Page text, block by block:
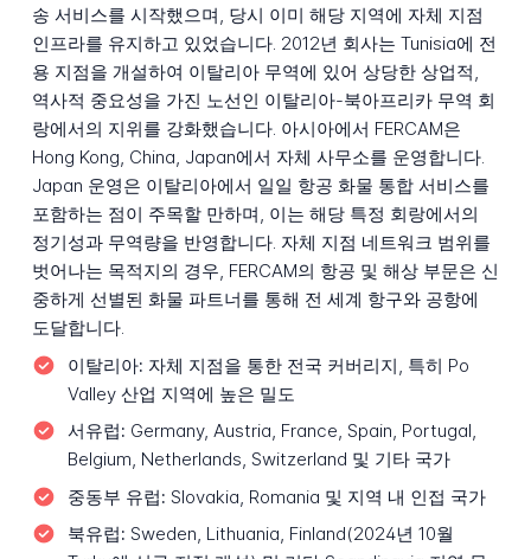
송 서비스를 시작했으며, 당시 이미 해당 지역에 자체 지점
인프라를 유지하고 있었습니다. 2012년 회사는 Tunisia에 전
용 지점을 개설하여 이탈리아 무역에 있어 상당한 상업적,
역사적 중요성을 가진 노선인 이탈리아-북아프리카 무역 회
랑에서의 지위를 강화했습니다. 아시아에서 FERCAM은
Hong Kong, China, Japan에서 자체 사무소를 운영합니다.
Japan 운영은 이탈리아에서 일일 항공 화물 통합 서비스를
포함하는 점이 주목할 만하며, 이는 해당 특정 회랑에서의
정기성과 무역량을 반영합니다. 자체 지점 네트워크 범위를
벗어나는 목적지의 경우, FERCAM의 항공 및 해상 부문은 신
중하게 선별된 화물 파트너를 통해 전 세계 항구와 공항에
도달합니다.
이탈리아: 자체 지점을 통한 전국 커버리지, 특히 Po
Valley 산업 지역에 높은 밀도
서유럽: Germany, Austria, France, Spain, Portugal,
Belgium, Netherlands, Switzerland 및 기타 국가
중동부 유럽: Slovakia, Romania 및 지역 내 인접 국가
북유럽: Sweden, Lithuania, Finland(2024년 10월